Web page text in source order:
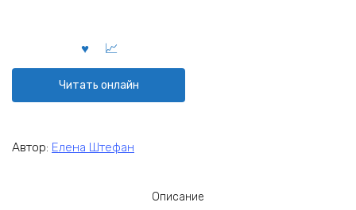
Читать онлайн
Автор: Елена Штефан
Описание